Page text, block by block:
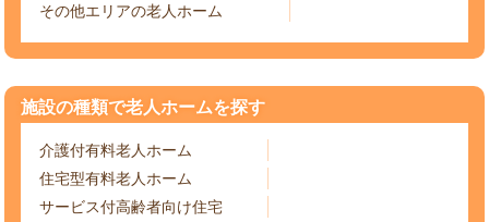
その他エリアの老人ホーム
施設の種類で老人ホームを探す
介護付有料老人ホーム
住宅型有料老人ホーム
サービス付高齢者向け住宅